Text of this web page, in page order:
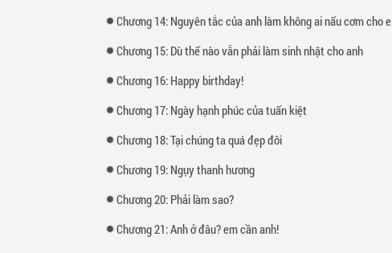
Chương 14: Nguyên tắc của anh làm không ai nấu cơm cho em ăn
Chương 15: Dù thế nào vẫn phải làm sinh nhật cho anh
Chương 16: Happy birthday!
Chương 17: Ngày hạnh phúc của tuấn kiệt
Chương 18: Tại chúng ta quá đẹp đôi
Chương 19: Ngụy thanh hương
Chương 20: Phải làm sao?
Chương 21: Anh ở đâu? em cần anh!